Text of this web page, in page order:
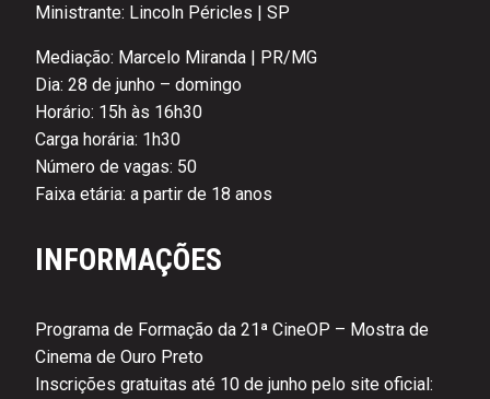
Ministrante: Lincoln Péricles | SP
Mediação: Marcelo Miranda | PR/MG
Dia: 28 de junho – domingo
Horário: 15h às 16h30
Carga horária: 1h30
Número de vagas: 50
Faixa etária: a partir de 18 anos
INFORMAÇÕES
Programa de Formação da 21ª CineOP – Mostra de
Cinema de Ouro Preto
Inscrições gratuitas até 10 de junho pelo site oficial: